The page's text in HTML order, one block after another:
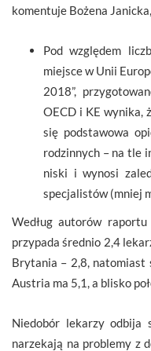
komentuje Bożena
Pod względem
miejsce w Unii
2018”,
OECD i KE wynika,
się podstawowa
rodzinnych – na tle
niski i wynosi
specjalistów (mniej
Według autorów
przypada średnio 2,4
Brytania – 2,8, natomiast
Austria ma 5,1, a blisko
Niedobór lekarzy
narzekają na problemy z